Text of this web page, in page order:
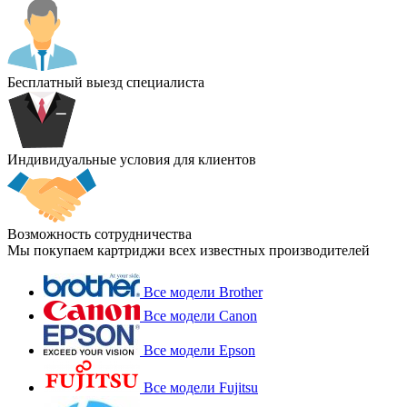
Бесплатный выезд специалиста
Индивидуальные условия для клиентов
Возможность сотрудничества
Мы покупаем картриджи всех известных производителей
Все модели Brother
Все модели Canon
Все модели Epson
Все модели Fujitsu